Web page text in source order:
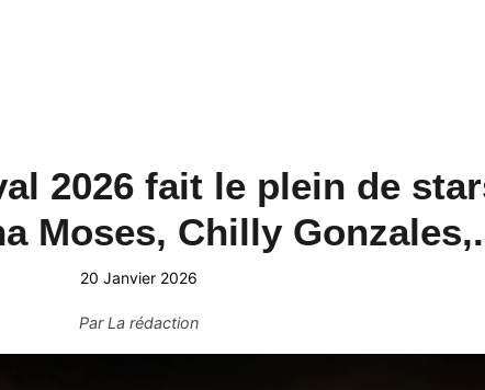
2026 fait le plein de
Moses, Chilly
20 Janvier 2026
ParLa rédaction